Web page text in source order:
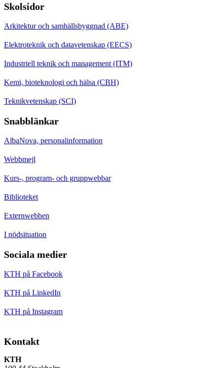
Skolsidor
Arkitektur och samhällsbyggnad (ABE)
Elektroteknik och datavetenskap (EECS)
Industriell teknik och management (ITM)
Kemi, bioteknologi och hälsa (CBH)
Teknikvetenskap (SCI)
Snabblänkar
AlbaNova, personalinformation
Webbmejl
Kurs-, program- och gruppwebbar
Biblioteket
Externwebben
I nödsituation
Sociala medier
KTH på Facebook
KTH på LinkedIn
KTH på Instagram
Kontakt
KTH